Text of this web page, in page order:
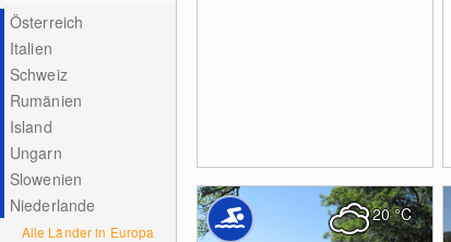
Österreich
Italien
Schweiz
Rumänien
Island
Ungarn
Slowenien
Niederlande
Alle Länder in Europa
20°C